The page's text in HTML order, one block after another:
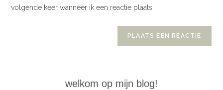
volgende keer wanneer ik een reactie plaats.
welkom op mijn blog!